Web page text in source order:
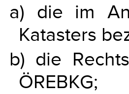
a) die im
Katasters
b) die
ÖREBKG;